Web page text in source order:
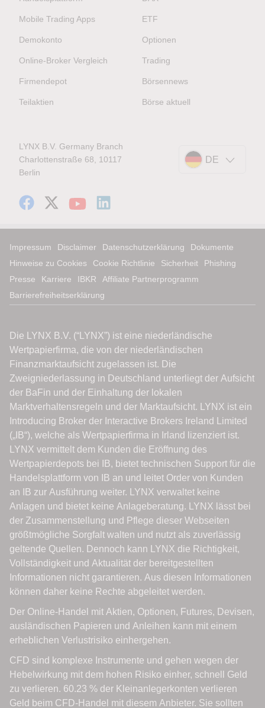
Mobile Trading Apps
Demokonto
Online-Broker Vergleich
Firmendepot
Teilaktien
ETF
Optionen
Trading
Börsennews
Börse aktuell
LYNX B.V. Germany Branch
Charlottenstraße 68, 10117
Berlin
DE
Impressum Disclaimer Datenschutzerklärung
Dokumente
Hinweise zu Cookies
Cookie Richtlinie Sicherheit
Phishing
Presse
Karriere IBKR
Affiliate Partnerprogramm
Barrierefreiheitserklärung